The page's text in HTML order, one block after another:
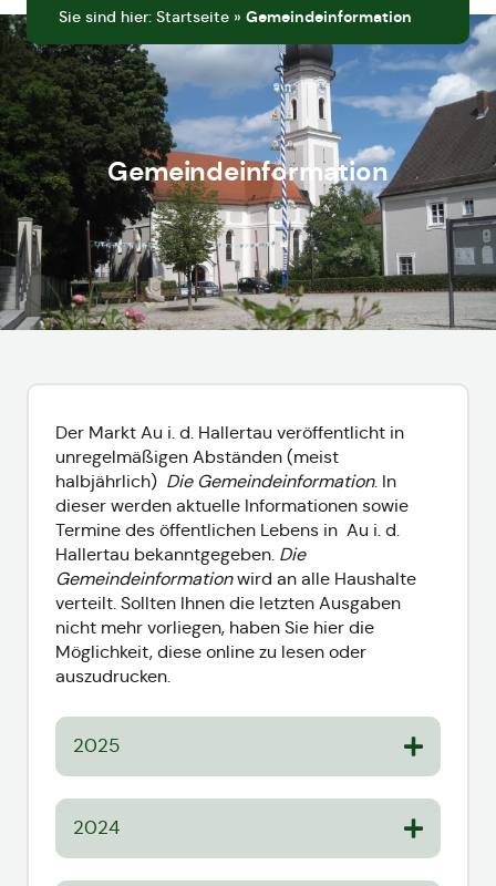
Sie sind hier: Startseite » Gemeindeinformation
Gemeindeinformation
Der Markt Au i. d. Hallertau veröffentlicht in
unregelmäßigen Abständen (meist
halbjährlich) Die Gemeindeinformation. In
dieser werden aktuelle Informationen sowie
Termine des öffentlichen Lebens in Au i. d.
Hallertau bekanntgegeben. Die
Gemeindeinformationwird an alle Haushalte
verteilt. Sollten Ihnen die letzten Ausgaben
nicht mehr vorliegen, haben Sie hier die
Möglichkeit, diese online zu lesen oder
auszudrucken.
2025
2024